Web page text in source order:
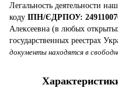
Легальность деятельности
коду ІПН/ЄДРПОУ:
Алексеевна (в любых
государственных реестрах
документы находятся в